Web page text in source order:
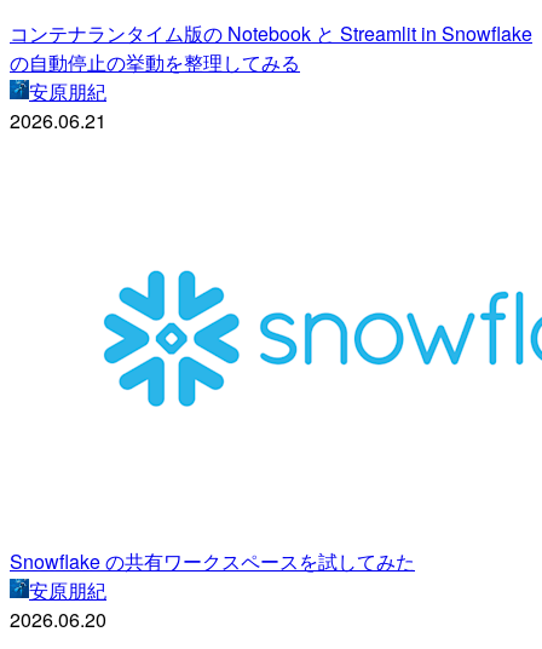
コンテナランタイム版の Notebook と Streamlit in Snowflake
の自動停止の挙動を整理してみる
安原朋紀
2026.06.21
Snowflake の共有ワークスペースを試してみた
安原朋紀
2026.06.20